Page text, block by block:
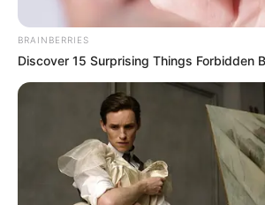
BRAINBERRIES
Discover 15 Surprising Things Forbidden